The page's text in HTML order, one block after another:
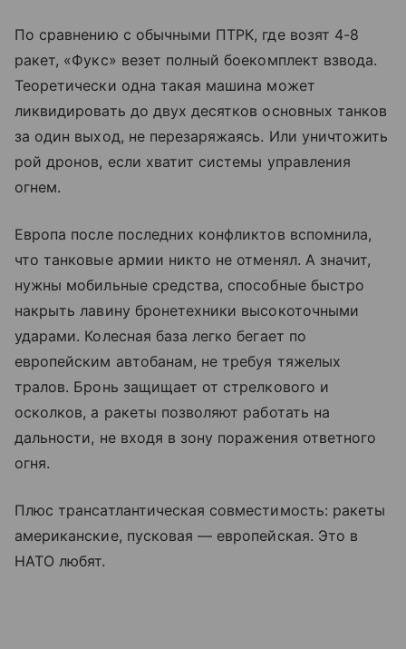
По сравнению с обычными ПТРК, где возят 4-8
ракет, «Фукс» везет полный боекомплект взвода.
Теоретически одна такая машина может
ликвидировать до двух десятков основных танков
за один выход, не перезаряжаясь. Или уничтожить
рой дронов, если хватит системы управления
огнем.
Европа после последних конфликтов вспомнила,
что танковые армии никто не отменял. А значит,
нужны мобильные средства, способные быстро
накрыть лавину бронетехники высокоточными
ударами. Колесная база легко бегает по
европейским автобанам, не требуя тяжелых
тралов. Бронь защищает от стрелкового и
осколков, а ракеты позволяют работать на
дальности, не входя в зону поражения ответного
огня.
Плюс трансатлантическая совместимость: ракеты
американские, пусковая — европейская. Это в
НАТО любят.